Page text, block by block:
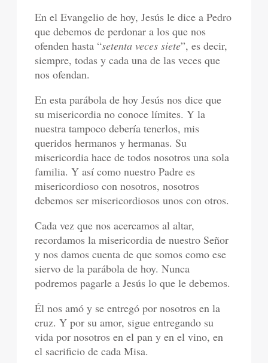
En el Evangelio de hoy, Jesús le dice a Pedro
que debemos de perdonar a los que nos
ofenden hasta “setenta veces siete”, es decir,
siempre, todas y cada una de las veces que
nos ofendan.
En esta parábola de hoy Jesús nos dice que
su misericordia no conoce límites. Y la
nuestra tampoco debería tenerlos, mis
queridos hermanos y hermanas. Su
misericordia hace de todos nosotros una sola
familia. Y así como nuestro Padre es
misericordioso con nosotros, nosotros
debemos ser misericordiosos unos con otros.
Cada vez que nos acercamos al altar,
recordamos la misericordia de nuestro Señor
y nos damos cuenta de que somos como ese
siervo de la parábola de hoy. Nunca
podremos pagarle a Jesús lo que le debemos.
Él nos amó y se entregó por nosotros en la
cruz. Y por su amor, sigue entregando su
vida por nosotros en el pan y en el vino, en
el sacrificio de cada Misa.